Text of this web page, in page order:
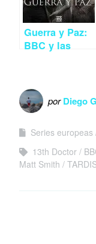
Guerra y Paz:
BBC y las
porDiego
Series europeas
13th Doctor
Matt Smith